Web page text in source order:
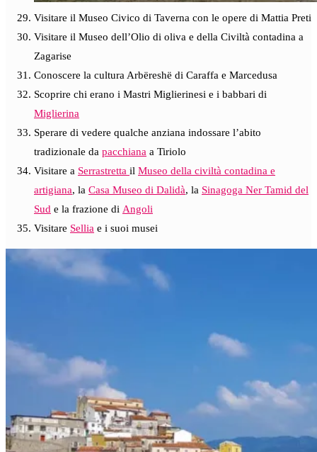
Visitare il Museo Civico di Taverna con le opere di Mattia Preti
Visitare il Museo dell’Olio di oliva e della Civiltà contadina a
Zagarise
Conoscere la cultura Arbëreshë di Caraffa e Marcedusa
Scoprire chi erano i Mastri Miglierinesi e i babbari di
Miglierina
Sperare di vedere qualche anziana indossare l’abito
tradizionale da pacchiana a Tiriolo
Visitare a Serrastretta il Museo della civiltà contadina e
artigiana, la Casa Museo di Dalidà, la Sinagoga Ner Tamid del
Sud e la frazione di Angoli
Visitare Sellia e i suoi musei